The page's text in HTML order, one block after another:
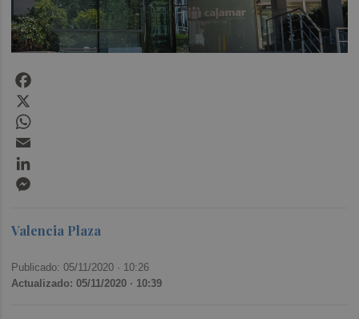
Valencia Plaza
Publicado: 05/11/2020 · 10:26
Actualizado: 05/11/2020 · 10:39